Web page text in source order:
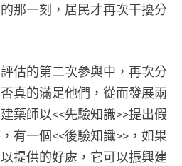
那一刻，居民才再次干擾分
估的第二次參與中，再次分
真的滿足他們，從而發展兩
築師以<<先驗知識>>提出假
有一個<<後驗知識>>，如果
提供的好處，它可以振興建